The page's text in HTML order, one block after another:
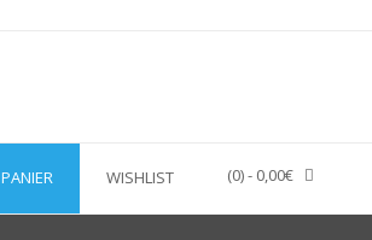
PANIER WISHLIST (0)- 0,00€